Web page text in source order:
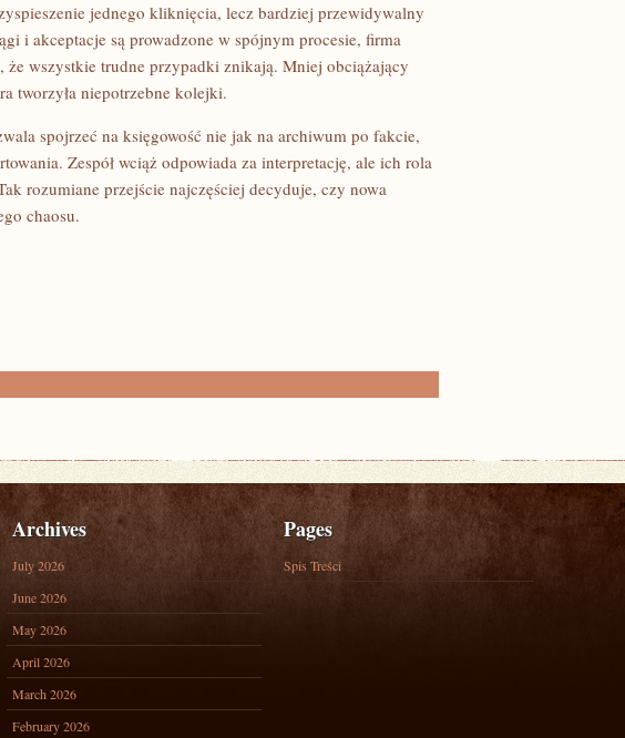
jednego kliknięcia, lecz bardziej przewidywalny
i akceptacje są prowadzone w spójnym procesie, firma
że wszystkie trudne przypadki znikają. Mniej obciążający
tworzyła niepotrzebne kolejki.
spojrzeć na księgowość nie jak na archiwum po fakcie,
Zespół wciąż odpowiada za interpretację, ale ich rola
rozumiane przejście najczęściej decyduje, czy nowa
chaosu.
Archives
July 2026
June 2026
May 2026
April 2026
March 2026
February 2026
Pages
Spis Treści